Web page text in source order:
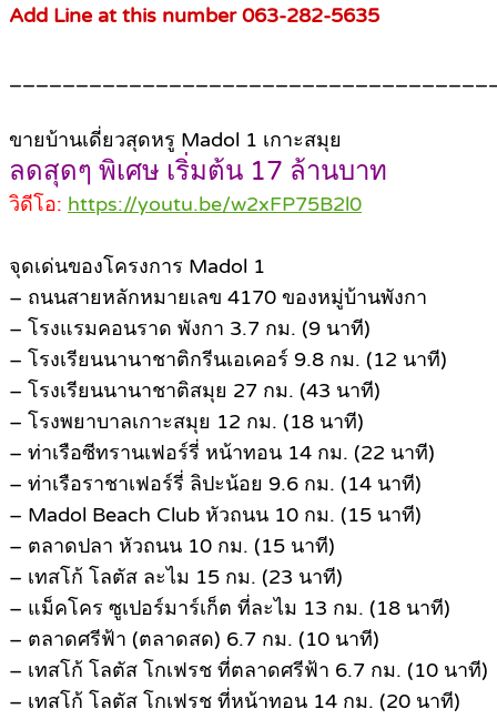
Add Line at this number 063-282-5635
ขายบ้านเดี่ยวสุดหรู Madol 1 เกาะสมุย
ลดสุดๆ พิเศษ เริ่มต้น 17 ล้านบาท
วิดีโอ: https://youtu.be/w2xFP75B2l0
จุดเด่นของโครงการ Madol 1
– ถนนสายหลักหมายเลข 4170 ของหมู่บ้านพังกา
– โรงแรมคอนราด พังกา 3.7 กม. (9 นาที)
– โรงเรียนนานาชาติกรีนเอเคอร์ 9.8 กม. (12 นาที)
– โรงเรียนนานาชาติสมุย 27 กม. (43 นาที)
– โรงพยาบาลเกาะสมุย 12 กม. (18 นาที)
– ท่าเรือซีทรานเฟอร์รี่ หน้าทอน 14 กม. (22 นาที)
– ท่าเรือราชาเฟอร์รี่ ลิปะน้อย 9.6 กม. (14 นาที)
– Madol Beach Club หัวถนน 10 กม. (15 นาที)
– ตลาดปลา หัวถนน 10 กม. (15 นาที)
– เทสโก้ โลตัส ละไม 15 กม. (23 นาที)
– แม็คโคร ซูเปอร์มาร์เก็ต ที่ละไม 13 กม. (18 นาที)
– ตลาดศรีฟ้า (ตลาดสด) 6.7 กม. (10 นาที)
– เทสโก้ โลตัส โกเฟรช ที่ตลาดศรีฟ้า 6.7 กม. (10 นาที)
– เทสโก้ โลตัส โกเฟรช ที่หน้าทอน 14 กม. (20 นาที)